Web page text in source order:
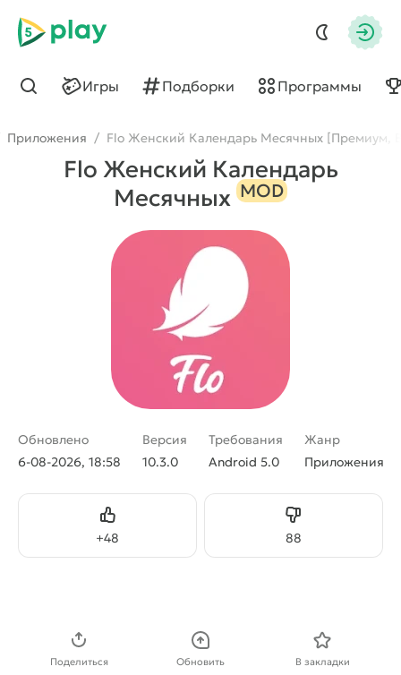
5play
Игры Подборки Программы
Найти
Приложения / Flo Женский Календарь Месячных [Премиум,
Flo Женский Календарь
Месячных MOD
Обновлено
6-08-2026, 18:58
Версия
10.3.0
Требования
Android 5.0
Жанр
Приложения
+48
Нравится 88Не нравится
Поделиться Обновить В закладки